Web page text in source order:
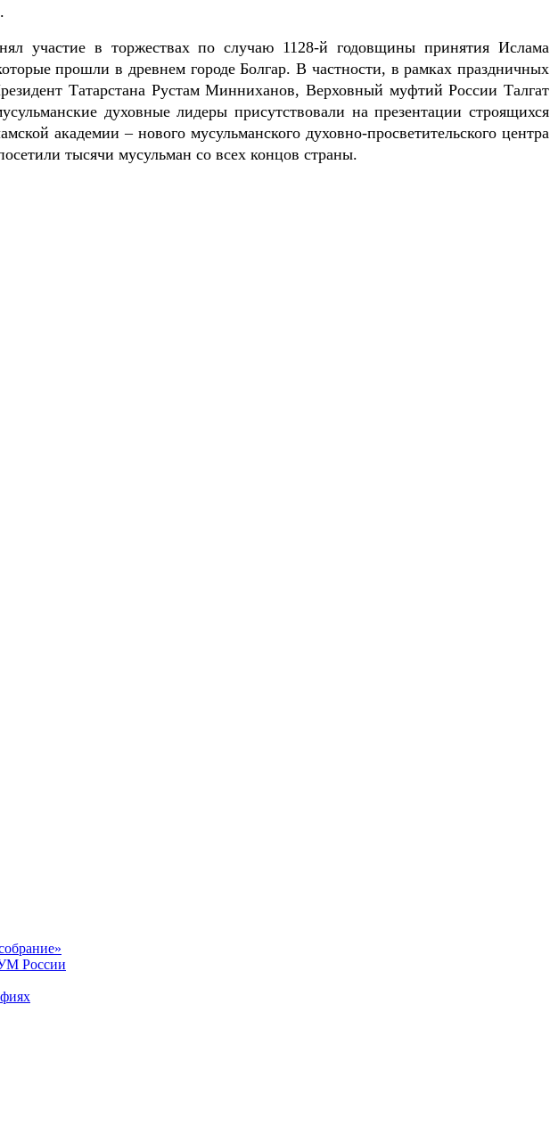
участие в торжествах по случаю 1128-й годовщины принятия Ислама
прошли в древнем городе Болгар. В частности, в рамках праздничных
Татарстана Рустам Минниханов, Верховный муфтий России Талгат
духовные лидеры присутствовали на презентации строящихся
академии – нового мусульманского духовно-просветительского центра
тысячи мусульман со всех концов страны.
России